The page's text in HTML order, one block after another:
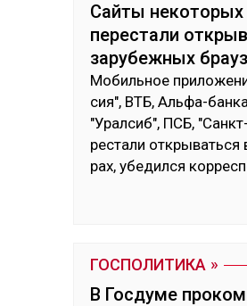
Сайты
перестали
зарубежных
Мо­биль­ное
сия", ВТБ, Аль­фа-
"Урал­сиб", ПСБ,
рес­та­ли
рах, убе­дил­ся
ГОСПОЛИТИКА
В Госдуме